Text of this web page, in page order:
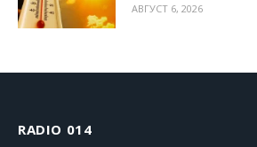
АВГУСТ 6, 2026
RADIO 014